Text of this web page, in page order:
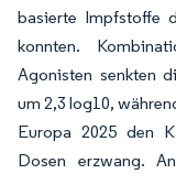
basierte Impfstoffe
konnten.
Agonisten senkten
um 2,3 log10,
Europa 2025 den
Dosen erzwang.